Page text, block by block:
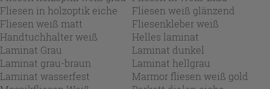
Fliesen in holzoptik eiche
Fliesen weiß glänzend
Fliesen weiß matt
Fliesenkleber weiß
Handtuchhalter weiß
Helles laminat
Laminat Grau
Laminat dunkel
Laminat grau-braun
Laminat hellgrau
Laminat wasserfest
Marmor fliesen weiß gold